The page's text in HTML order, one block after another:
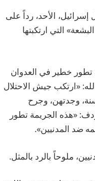
الأحد، رداً على
التي ارتكبتها
تطور خطير في العدوان
«ارتكب جيش الاحتلال
ضد سيارة مدنية أدت إلى استشهاد 3 فتيات، أعمارهن بين 8 و14 سنة، وجدتهن، وجرح
«هذه الجريمة تطور
ضد المدنيين».
ملوحاً بالرد بالمثل.